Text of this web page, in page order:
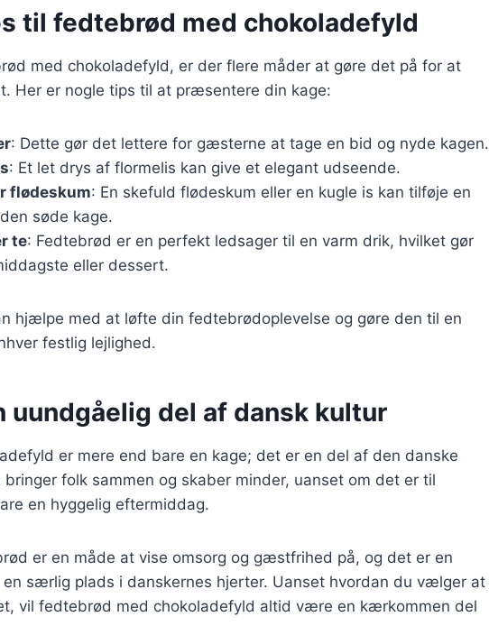
til fedtebrød med chokoladefyld
med chokoladefyld, er der flere måder at gøre det på for at
Her er nogle tips til at præsentere din kage:
: Dette gør det lettere for gæsterne at tage en bid og nyde kagen.
: Et let drys af flormelis kan give et elegant udseende.
flødeskum: En skefuld flødeskum eller en kugle is kan tilføje en
søde kage.
te: Fedtebrød er en perfekt ledsager til en varm drik, hvilket gør
eller dessert.
hjælpe med at løfte din fedtebrødoplevelse og gøre den til en
festlig lejlighed.
uundgåelig del af dansk kultur
er mere end bare en kage; det er en del af den danske
folk sammen og skaber minder, uanset om det er til
en hyggelig eftermiddag.
er en måde at vise omsorg og gæstfrihed på, og det er en
særlig plads i danskernes hjerter. Uanset hvordan du vælger at
vil fedtebrød med chokoladefyld altid være en kærkommen del